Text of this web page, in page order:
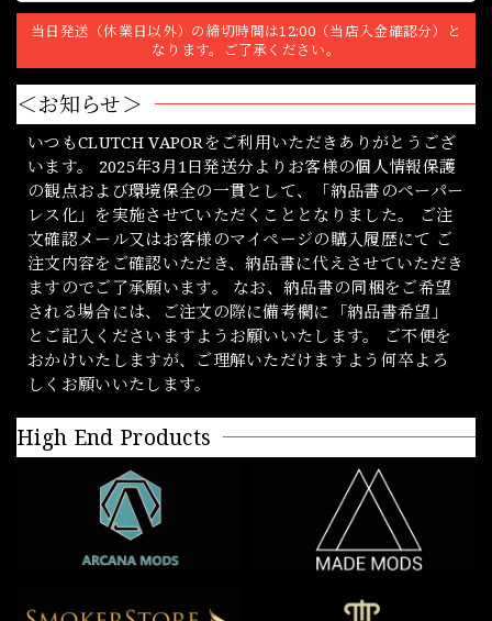
当日発送（休業日以外）の締切時間は12:00（当店入金確認分）と
なります。ご了承ください。
＜お知らせ＞
いつもCLUTCH VAPORをご利用いただきありがとうござ
います。 2025年3月1日発送分よりお客様の個人情報保護
の観点および環境保全の一貫として、「納品書のペーパー
レス化」を実施させていただくこととなりました。 ご注
文確認メール又はお客様のマイページの購入履歴にて ご
注文内容をご確認いただき、納品書に代えさせていただき
ますのでご了承願います。 なお、納品書の同梱をご希望
される場合には、ご注文の際に備考欄に「納品書希望」
とご記入くださいますようお願いいたします。 ご不便を
おかけいたしますが、ご理解いただけますよう何卒よろ
しくお願いいたします。
High End Products